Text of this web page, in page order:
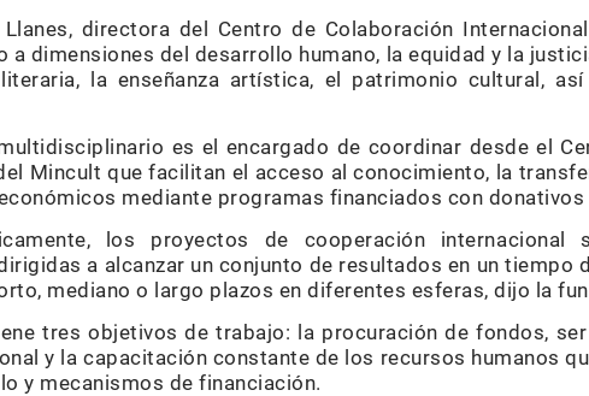
Llanes, directora del Centro de Colaboración
a dimensiones del desarrollo humano, la equidad y la
la enseñanza artística, el patrimonio cultural,
es el encargado de coordinar desde el
Mincult que facilitan el acceso al conocimiento, la
mediante programas financiados con
los proyectos de cooperación
a alcanzar un conjunto de resultados en un tiempo
mediano o largo plazos en diferentes esferas, dijo la
tres objetivos de trabajo: la procuración de fondos,
y la capacitación constante de los recursos humanos
y mecanismos de financiación.